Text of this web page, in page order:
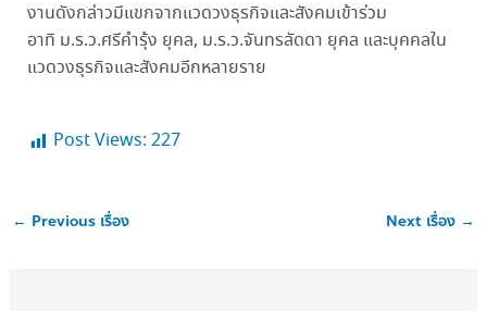
งานดังกล่าวมีแขกจากแวดวงธุรกิจและสังคมเข้าร่วม
อาทิ ม.ร.ว.ศรีคำรุ้ง ยุคล, ม.ร.ว.จันทรลัดดา ยุคล และบุคคลใน
แวดวงธุรกิจและสังคมอีกหลายราย
Post Views: 227
← Previous เรื่อง Next เรื่อง →